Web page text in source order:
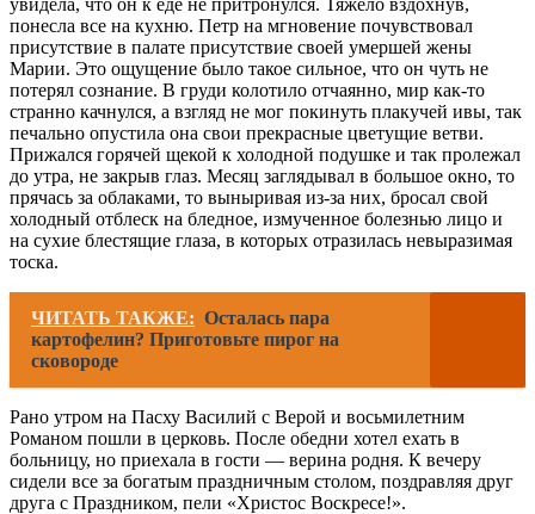
понесла все на кухню. Петр на мгновение почувствовал
присутствие в палате присутствие своей умершей жены
Марии. Это ощущение было такое сильное, что он чуть не
потерял сознание. В груди колотило отчаянно, мир как-то
странно качнулся, а взгляд не мог покинуть плакучей ивы, так
печально опустила она свои прекрасные цветущие ветви.
Прижался горячей щекой к холодной подушке и так пролежал
до утра, не закрыв глаз. Месяц заглядывал в большое окно, то
прячась за облаками, то выныривая из-за них, бросал свой
холодный отблеск на бледное, измученное болезнью лицо и
на сухие блестящие глаза, в которых отразилась невыразимая
тоска.
ЧИТАТЬ ТАКЖЕ: Осталась пара
картофелин? Приготовьте пирог на
сковороде
Рано утром на Пасху Василий с Верой и восьмилетним
Романом пошли в церковь. После обедни хотел ехать в
больницу, но приехала в гости — верина родня. К вечеру
сидели все за богатым праздничным столом, поздравляя друг
друга с Праздником, пели «Христос Воскресе!».